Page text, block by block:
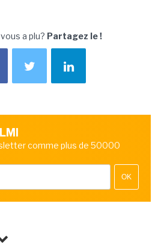
a plu? Partagez le !
comme plus de 50000
OK